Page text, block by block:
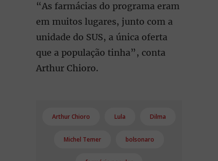
“As farmácias do programa eram
em muitos lugares, junto com a
unidade do SUS, a única oferta
que a população tinha”, conta
Arthur Chioro.
Arthur Chioro Lula Dilma
Michel Temer bolsonaro